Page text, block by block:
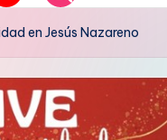
en Jesús Nazareno